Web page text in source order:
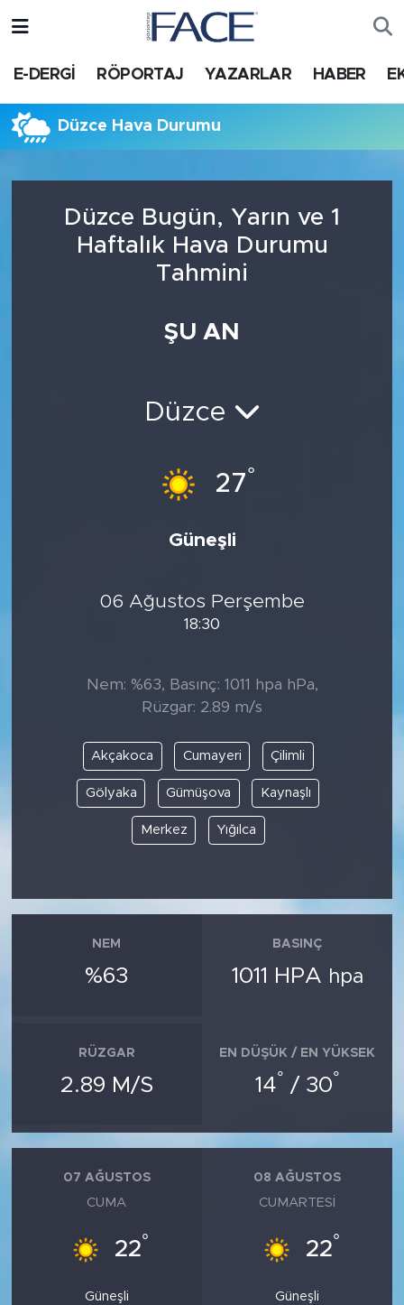
E-DERGİ RÖPORTAJ YAZARLAR HABER
Düzce Hava Durumu
Düzce Bugün, Yarın ve 1
Haftalık Hava Durumu
Tahmini
ŞU AN
Düzce
27°
Güneşli
06 Ağustos Perşembe
18:30
Nem: %63, Basınç: 1011 hpa hPa,
Rüzgar: 2.89 m/s
Akçakoca Cumayeri Çilimli
Gölyaka Gümüşova Kaynaşlı
Merkez Yığılca
NEM
%63
BASINÇ
1011 HPA hpa
RÜZGAR
2.89 M/S
EN DÜŞÜK / EN YÜKSEK
14° / 30°
07 AĞUSTOS
CUMA
22°
Güneşli
08 AĞUSTOS
CUMARTESI
22°
Güneşli
HABER
Nöbetçi Eczaneler
Süper Lig Puan Durumu ve Fikstür
Tüm Manşetler